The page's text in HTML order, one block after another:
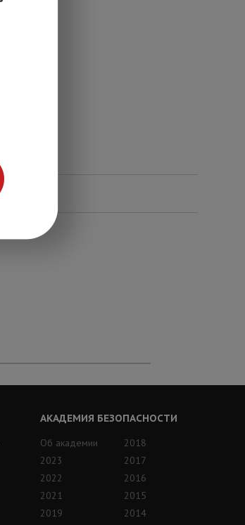
АКАДЕМИЯ БЕЗОПАСНОСТИ
Об академии
2023
2022
2021
2019
2018
2017
2016
2015
2014